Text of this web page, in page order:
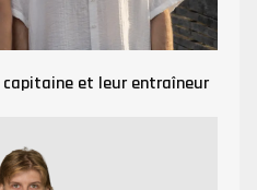
capitaine et leur entraîneur